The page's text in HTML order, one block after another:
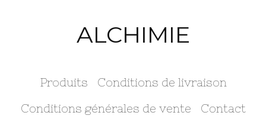
ALCHIMIE
Produits
Conditions de livraison
Conditions générales de vente
Contact